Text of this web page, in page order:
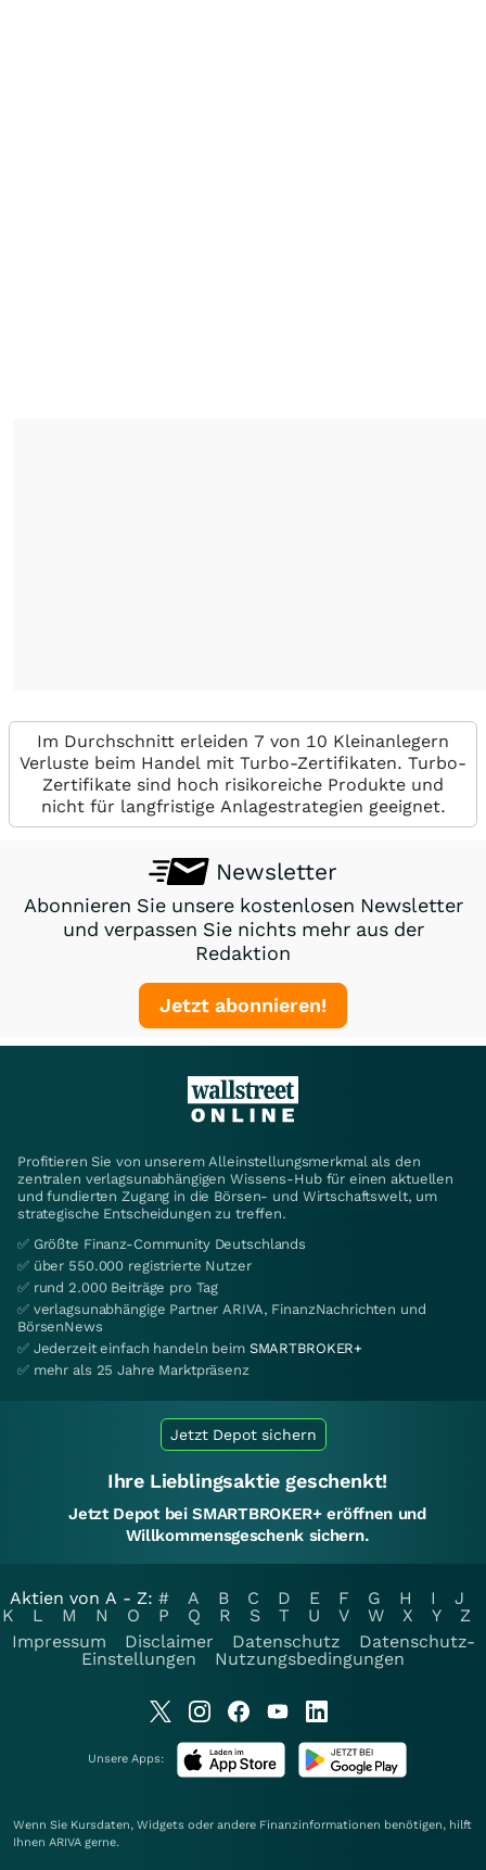
Im Durchschnitt erleiden 7 von 10 Kleinanlegern
Verluste beim Handel mit Turbo-Zertifikaten. Turbo-
Zertifikate sind hoch risikoreiche Produkte und
nicht für langfristige Anlagestrategien geeignet.
Newsletter
Abonnieren Sie unsere kostenlosen Newsletter
und verpassen Sie nichts mehr aus der
Redaktion
Jetzt abonnieren!
Profitieren Sie von unserem Alleinstellungsmerkmal als den
zentralen verlagsunabhängigen Wissens-Hub für einen aktuellen
und fundierten Zugang in die Börsen- und Wirtschaftswelt, um
strategische Entscheidungen zu treffen.
✅ Größte Finanz-Community Deutschlands
✅ über 550.000 registrierte Nutzer
✅ rund 2.000 Beiträge pro Tag
✅ verlagsunabhängige Partner ARIVA, FinanzNachrichten und
BörsenNews
✅ Jederzeit einfach handeln beim SMARTBROKER+
✅ mehr als 25 Jahre Marktpräsenz
Jetzt Depot sichern
Ihre Lieblingsaktie geschenkt!
Jetzt Depot bei SMARTBROKER+ eröffnen und
Willkommensgeschenk sichern.
Aktien von A - Z: # A B C D E F G H I
J
K
L M N O P Q R S T U V W X Y
Z
Impressum
Disclaimer Datenschutz
Datenschutz-
Einstellungen
Nutzungsbedingungen
Unsere Apps:
Wenn Sie Kursdaten, Widgets oder andere Finanzinformationen benötigen, hilft
Ihnen ARIVA gerne.